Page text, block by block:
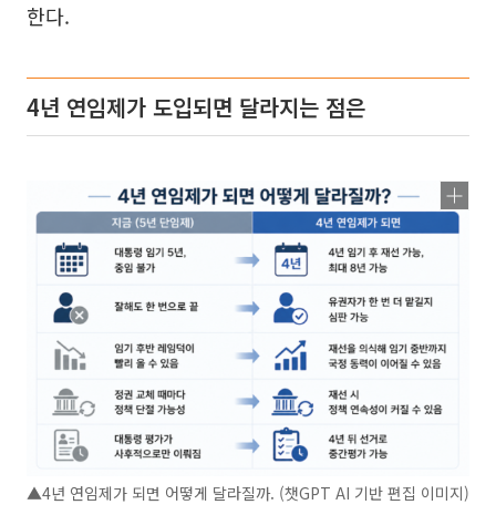
한다.
4년 연임제가 도입되면 달라지는 점은
▲4년 연임제가 되면 어떻게 달라질까. (챗GPT AI 기반 편집 이미지)